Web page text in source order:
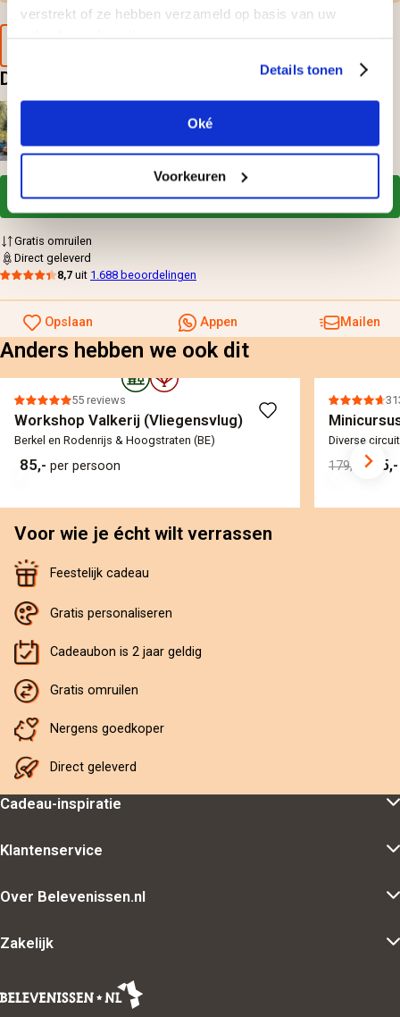
verstrekt of ze hebben verzameld op basis van uw
Details tonen
Oké
Voorkeuren
Deze doen? Leuk cadeau hoor
150,-voor 4 personen
In winkelmandje
Gratis omruilen
Direct geleverd
8,7 uit 1.688 beoordelingen
Opslaan Appen Mailen
Anders hebben we ook dit
55 reviews
Workshop Valkerij (Vliegensvlug)
Berkel en Rodenrijs & Hoogstraten (BE)
85,- per persoon
Diverse
179,-
Voor wie je écht wilt verrassen
Feestelijk cadeau
Gratis personaliseren
Cadeaubon is 2 jaar geldig
Gratis omruilen
Nergens goedkoper
Direct geleverd
Cadeau-inspiratie
Klantenservice
Over Belevenissen.nl
Zakelijk